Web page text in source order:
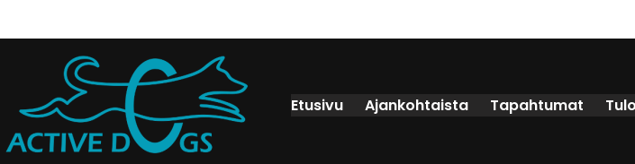
Etusivu Ajankohtaista Tapahtumat